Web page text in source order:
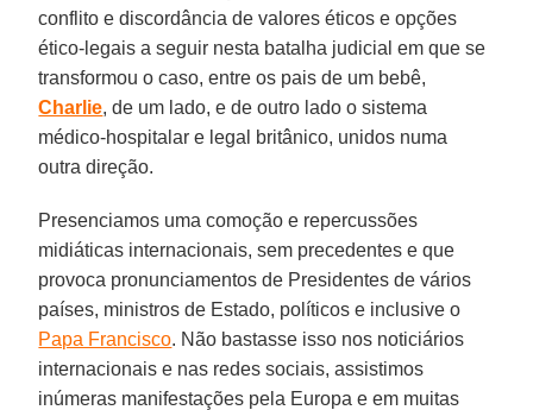
conflito e discordância de valores éticos e opções
ético-legais a seguir nesta batalha judicial em que se
transformou o caso, entre os pais de um bebê,
Charlie, de um lado, e de outro lado o sistema
médico-hospitalar e legal britânico, unidos numa
outra direção.
Presenciamos uma comoção e repercussões
midiáticas internacionais, sem precedentes e que
provoca pronunciamentos de Presidentes de vários
países, ministros de Estado, políticos e inclusive o
Papa Francisco. Não bastasse isso nos noticiários
internacionais e nas redes sociais, assistimos
inúmeras manifestações pela Europa e em muitas